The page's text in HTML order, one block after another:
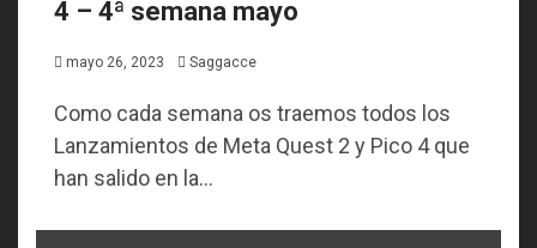
4 – 4ª semana mayo
mayo 26, 2023 Saggacce
Como cada semana os traemos todos los
Lanzamientos de Meta Quest 2 y Pico 4 que
han salido en la...